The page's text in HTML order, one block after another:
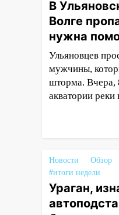
13:02
автомобиль
13:00
для новых
для всех
неделю с
12:57
В
ожидается
12:11 Где
Ульяновске
В
Волге
нужна
Ульяновцев
мужчины,
шторма. Вчера,
акватории реки
Новости Обзор
#итоги недели
Ураган,